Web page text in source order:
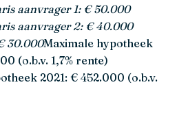
aanvrager 1: € 50.000
aanvrager 2: € 40.000
30.000Maximale hypotheek
(o.b.v. 1,7% rente)
2021: € 452.000 (o.b.v.